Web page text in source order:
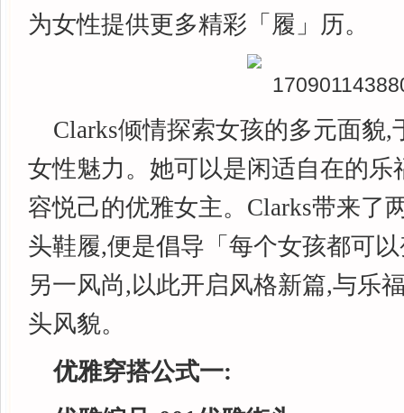
为女性提供更多精彩「履」历。
Clarks倾情探索女孩的多元面貌,
女性魅力。她可以是闲适自在的乐
容悦己的优雅女主。Clarks带来了
头鞋履,便是倡导「每个女孩都可
另一风尚,以此开启风格新篇,与乐
头风貌。
优雅穿搭公式一: